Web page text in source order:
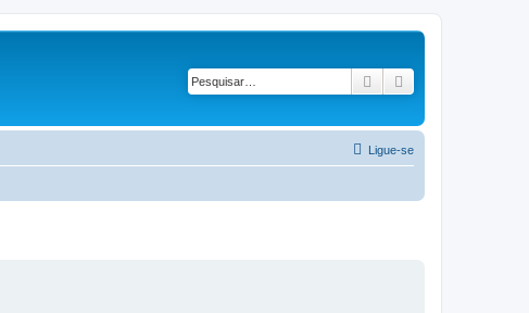
Pesquisar
Ligue-se